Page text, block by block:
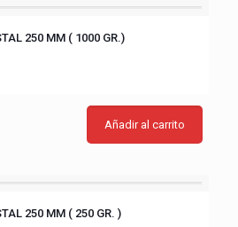
250 MM ( 1000 GR.)
Añadir al carrito
250 MM ( 250 GR. )